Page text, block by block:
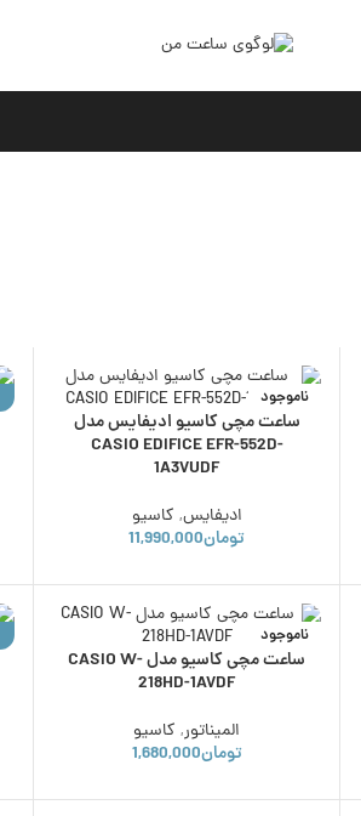
ناموجود
ساعت مچی کاسیو ادیفایس مدل
CASIO EDIFICE EFR-552D-
1A3VUDF
ادیفایس, کاسیو
تومان11,990,000
ناموجود
ساعت مچی کاسیو مدل CASIO W-
218HD-1AVDF
المیناتور, کاسیو
تومان1,680,000